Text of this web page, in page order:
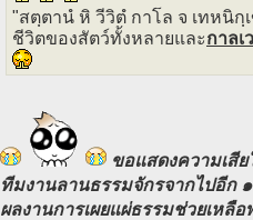
"สตฺตานํ หิ วีวิตํ กาโล จ เทหนิกฺ
ชีวิตของสัตว์ทั้งหลายและกาล
ขอแสดงความเสี
ทีมงานลานธรรมจักรจากไปอีก
ผลงานการเผยแผ่ธรรมช่วยเห